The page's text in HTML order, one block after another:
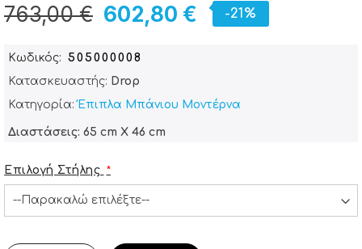
602,80 €
763,00 € -21%
Κωδικός
505000008
Κατασκευαστής: Drop
Κατηγορία:Έπιπλα Μπάνιου Μοντέρνα
Διαστάσεις: 65 cm X 46 cm
Επιλογή Στήλης